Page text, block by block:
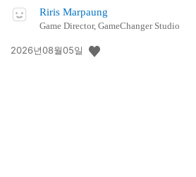
Riris Marpaung
Game Director, GameChanger Studio
공
2026년08월05일